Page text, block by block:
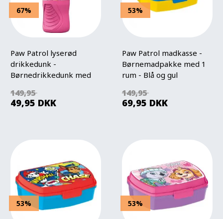
67%
Paw Patrol lyserød
drikkedunk -
Børnedrikkedunk med
149,95
49,95 DKK
53%
Paw Patrol madkasse -
Børnemadpakke med 1
rum - Blå og gul
149,95
69,95 DKK
53% 53%